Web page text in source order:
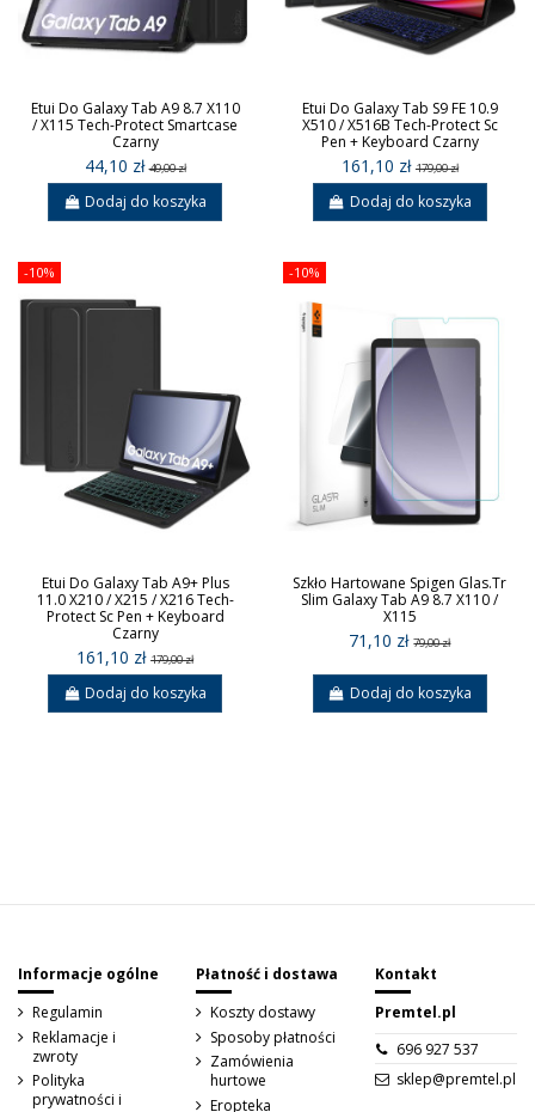
Etui Do Galaxy Tab A9 8.7 X110
/ X115 Tech-Protect Smartcase
Czarny
44,10 zł49,00 zł
Dodaj do koszyka
Etui Do Galaxy Tab S9 FE 10.9
X510 / X516B Tech-Protect Sc
Pen + Keyboard Czarny
161,10 zł 179,00 zł
Dodaj do koszyka
-10%
Etui Do Galaxy Tab A9+ Plus
11.0 X210 / X215 / X216 Tech-
Protect Sc Pen + Keyboard
Czarny
161,10 zł179,00 zł
Dodaj do koszyka
-10%
Szkło Hartowane Spigen Glas.Tr
Slim Galaxy Tab A9 8.7 X110 /
X115
71,10 zł79,00 zł
Dodaj do koszyka
Informacje ogólne
Regulamin
Reklamacje i
zwroty
Polityka
prywatności i
Płatność i dostawa
Koszty dostawy
Sposoby płatności
Zamówienia
hurtowe
Eropteka
Kontakt
Premtel.pl
696 927 537
sklep@premtel.pl